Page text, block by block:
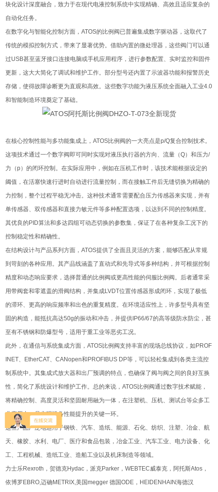
块化设计深度融合，致力于在现代电液控制系统中实现精确、高效且适应复杂的
自动化任务。
在数字化与智能化控制方面，ATOS的比例阀已普遍集成数字驱动器，这取代了
传统的模拟控制方式，带来了显著优势。借助内置的微处理器，这些阀门可以通
过USB甚至蓝牙接口连接电脑或手机应用程序，进行参数配置、实时监控和固件
更新，这大大简化了调试和维护工作。部分型号还内置了示波器功能和报警历史
存储，使得故障诊断更为直观和高效。这些数字功能为液压系统全面融入工业4.0
和智能制造环境奠定了基础。
在核心控制性能与多功能集成上，ATOS比例阀的一大亮点是p/Q复合控制技术。
这项技术通过一个数字阀即可同时实现对液压执行器的方向、流量（Q）和压力/
力（p）的闭环控制。在实际应用中，例如在压机工作时，该技术能根据设定的
阈值，在活塞快速行进时自动进行流量控制，而在接触工件后无缝切换为精确的
力控制，整个过程平稳无冲击。这种技术通常需要配合压力传感器来实现，并有
单传感器、双传感器和直接力敏元件等多种配置选项，以达到不同的控制精度。
其优良的PID算法和多达四组可动态切换的参数集，保证了在各种复杂工况下的
控制稳定性和精确性。
在结构设计与产品系列方面，ATOS提供了全面且灵活的方案，能够匹配从常规
到苛刻的各种应用。其产品线涵盖了直动式和先导式等多种结构，并可根据控制
精度和动态响应要求，选择普通的比例阀或更高性能的伺服比例阀。后者通常采
用带阀套和零遮盖的滑阀结构，并集成LVDT位置传感器形成闭环，实现了极低
的滞环、更高的响应频率和出色的重复精度。在环境适应性上，许多型号具有坚
固的构造，能抵抗高达50g的振动和冲击，并提供IP66/67的高等级防水防尘，甚
至有不锈钢和防爆型号，适用于重工业等恶劣工况。
此外，在通信与系统集成方面，ATOS比例阀支持丰富的现场总线协议，如PROF
INET、EtherCAT、CANopen和PROFIBUS DP等，可以轻松集成到各类主流控
制系统中。其集成式放大器和出厂预调的特点，也确保了阀与阀之间的良好互换
性，简化了系统设计和维护工作。总的来说，ATOS比例阀通过数字技术赋能，
将精确控制、高度灵活和坚固耐用融为一体，在注塑机、压机、测试台等众多工
业应用中，是实现设备性能提升的关键一环。
这些产品广泛地运用于钢铁、汽车、造纸、能源、石化、纺织、注塑、冶金、航
天、橡胶、水利、电厂、医疗和食品包装，冶金工业、汽车工业、电力设备、化
工、工程机械、造纸工业、造船工业以及机床制造等领域。
力士乐Rexroth，贺德克Hydac，派克Parker，WEBTEC威泰克，阿托斯Atos，
依博罗EBRO,迈确METRIX,美国megger 德国ODE，HEIDENHAIN海德汉